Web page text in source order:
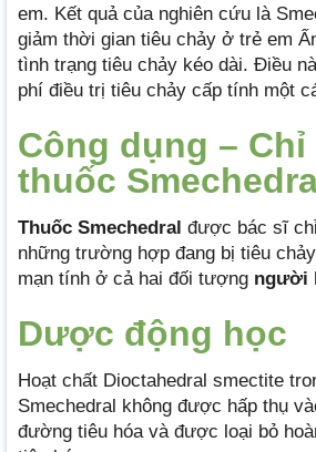
em. Kết quả của nghiên cứu là
giảm thời gian tiêu chảy ở trẻ em
tình trạng tiêu chảy kéo dài. Điều
phí điều trị tiêu chảy cấp tính một
Công dụng –
thuốc
Thuốc Smechedral được bác sĩ
những trường hợp đang bị tiêu
mạn tính ở cả hai đối tượng người
Dược động học
Hoạt chất Dioctahedral smectite
Smechedral không được hấp thụ
đường tiêu hóa và được loại bỏ